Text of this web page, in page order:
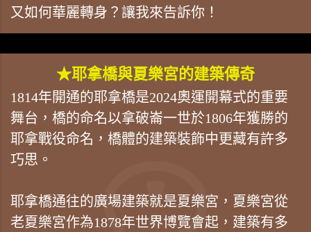
又如何華麗轉身？讓我來告訴你！
★耶拿橋與夏樂宮的建築傳奇
1814年開通的耶拿橋是2024奧運開幕式的重要
舞台，橋的命名以拿破崙一世於1806年獲勝的
耶拿戰役命名，橋體的建築裝飾中更藏有許多
巧思。
耶拿橋通往的廣場建築就是夏樂宮，夏樂宮從
老夏樂宮作為1878年世界博覽會起，建築有多